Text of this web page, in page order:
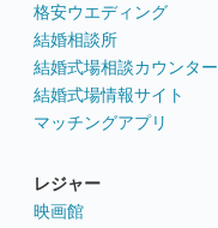
格安ウエディング
結婚相談所
結婚式場相談カウンター
結婚式場情報サイト
マッチングアプリ
レジャー
映画館